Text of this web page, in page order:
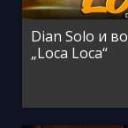
Dian Solo и
„Loca Loca“